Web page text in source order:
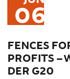
06
FENCES
PROFITS –
DER G20